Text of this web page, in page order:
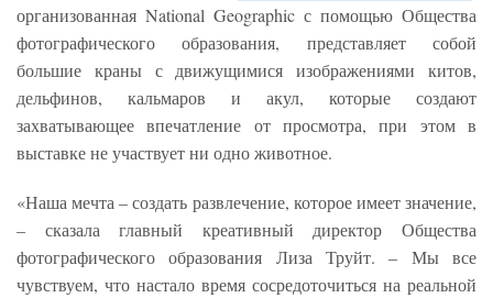
организованная National Geographic с помощью Общества
фотографического образования, представляет собой
большие краны с движущимися изображениями китов,
дельфинов, кальмаров и акул, которые создают
захватывающее впечатление от просмотра, при этом в
выставке не участвует ни одно животное.
«Наша мечта – создать развлечение, которое имеет значение,
– сказала главный креативный директор Общества
фотографического образования Лиза Труйт. – Мы все
чувствуем, что настало время сосредоточиться на реальной